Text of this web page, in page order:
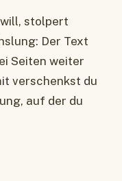
stolpert
Der Text
Seiten weiter
verschenkst du
auf der du